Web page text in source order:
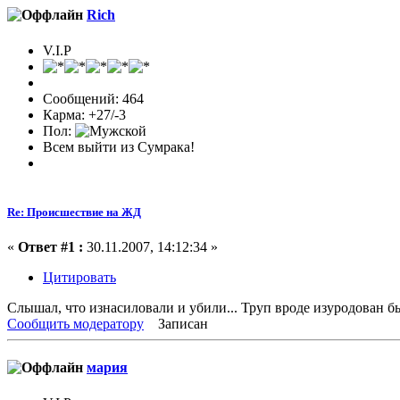
Rich
V.I.P
Сообщений: 464
Карма: +27/-3
Пол:
Всем выйти из Сумрака!
Re: Происшествие на ЖД
« Ответ #1 : 30.11.2007, 14:12:34 »
Цитировать
Слышал, что изнасиловали и убили... Труп вроде изуродован
Сообщить модератору
Записан
мария